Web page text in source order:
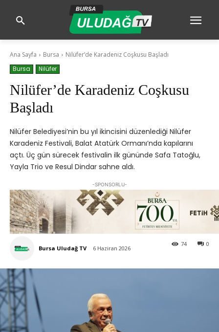
Ana Sayfa Bursa
Nilüfer’de Karadeniz Coşkusu Başladı
Bursa
Nilüfer
Nilüfer’de Karadeniz Coşkusu
Başladı
Nilüfer Belediyesi’nin bu yıl ikincisini düzenlediği Nilüfer
Karadeniz Festivali, Balat Atatürk Ormanı’nda kapılarını
açtı. Üç gün sürecek festivalin ilk gününde Safa Tatoğlu,
Yayla Trio ve Resul Dindar sahne aldı.
-SPONSORLU-
Bursa Uludağ TV 6 Haziran 2026
0
74